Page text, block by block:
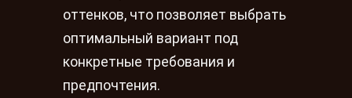
оттенков, что позволяет выбрать
оптимальный вариант под
конкретные требования и
предпочтения.